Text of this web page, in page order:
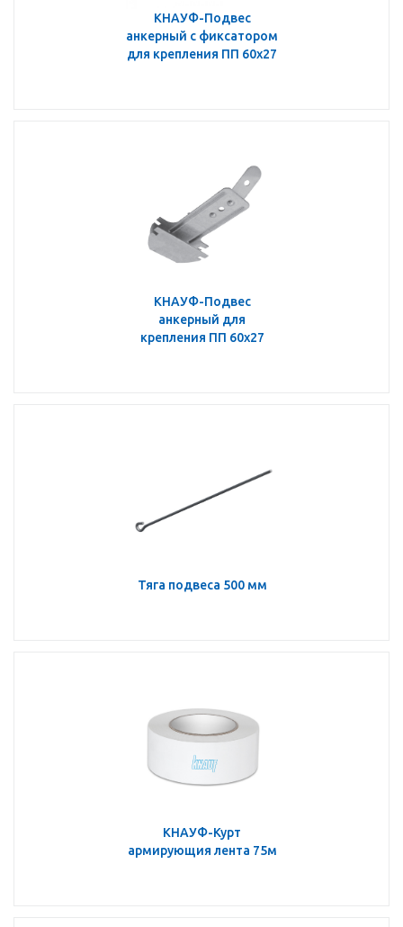
КНАУФ-Подвес
анкерный с фиксатором
для крепления ПП 60х27
КНАУФ-Подвес
анкерный для
крепления ПП 60х27
Тяга подвеса 500 мм
КНАУФ-Курт
армирующия лента 75м